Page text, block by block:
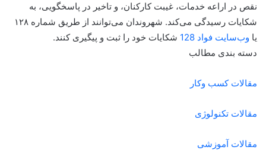
نقص در اراعه خدمات، غیبت کارکنان، و تاخیر در پاسخگویی، به
شکایات رسیدگی می‌کند. شهروندان می‌توانند از طریق شماره ۱۲۸
یا وب‌سایت فواد 128
شکایات خود را ثبت و پیگیری کنند.
دسته بندی مطالب
مقالات کسب وکار
مقالات تکنولوژی
مقالات آموزشی